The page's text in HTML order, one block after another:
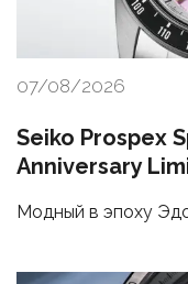
07/08/2026
Seiko Prospex
Anniversary
Модный в эпоху